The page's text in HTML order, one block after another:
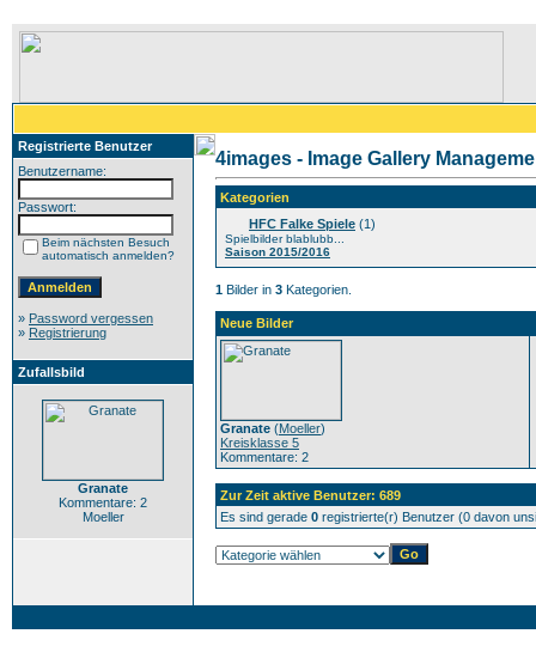
Registrierte Benutzer
Benutzername:
Passwort:
Beim nächsten Besuch
automatisch anmelden?
» Password vergessen
» Registrierung
Zufallsbild
Granate
Kommentare: 2
Moeller
4images - Image Gallery
Kategorien
HFC Falke Spiele (1)
Spielbilder blablubb...
Saison 2015/2016
1 Bilder in 3 Kategorien.
Neue Bilder
Granate (Moeller)
Kreisklasse 5
Kommentare: 2
Zur Zeit aktive Benutzer: 689
Es sind gerade 0 registrierte(r) Benutzer (0 davon